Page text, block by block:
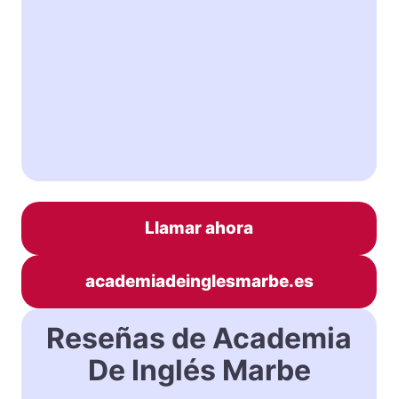
Llamar ahora
academiadeinglesmarbe.es
Reseñas de Academia
De Inglés Marbe